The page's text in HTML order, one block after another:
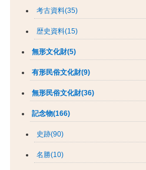
考古資料(35)
歴史資料(15)
無形文化財(5)
有形民俗文化財(9)
無形民俗文化財(36)
記念物(166)
史跡(90)
名勝(10)